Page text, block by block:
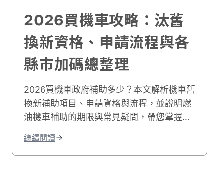
2026買機車攻略：汰舊
換新資格、申請流程與各
縣市加碼總整理
2026買機車政府補助多少？本文解析機車舊
換新補助項目、申請資格與流程，並說明燃
油機車補助的期限與常見疑問，帶您掌握最
詳細對照表，幫助省錢購車不踩雷！
繼續閱讀